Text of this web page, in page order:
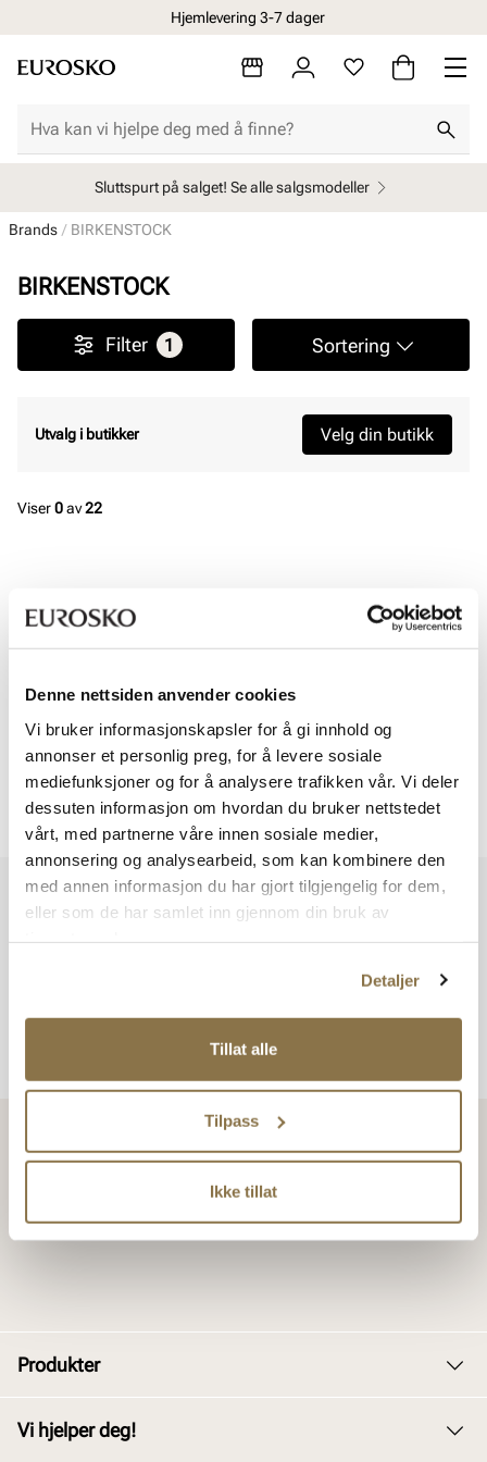
Denne nettsiden anvender cookies
Vi bruker informasjonskapsler for å gi innhold og
annonser et personlig preg, for å levere sosiale
mediefunksjoner og for å analysere trafikken vår. Vi deler
dessuten informasjon om hvordan du bruker nettstedet
vårt, med partnerne våre innen sosiale medier,
annonsering og analysearbeid, som kan kombinere den
med annen informasjon du har gjort tilgjengelig for dem,
eller som de har samlet inn gjennom din bruk av
Detaljer
Tillat alle
Tilpass
Ikke tillat
Hjemlevering 3-7 dager
Sluttspurt på salget! Se alle salgsmodeller
Brands BIRKENSTOCK
BIRKENSTOCK
Filter 1 Sortering
Utvalg i butikker Velg din butikk
Viser0av22
Birkenstock er verdenskjent for sitt tidløse design og høy komfort.
Den karakteristiske fotsengen gir naturlig støtte og gjør sandalene til
en favoritt for både hverdagsbruk og ferier. Med slitesterke
materialer og klassiske linjer er Birkenstock et komfortvalg som aldri
går av moten.
Vi har mer å by på – ta en titt hos våre andre konsepter!
Produkter
Vi hjelper deg!